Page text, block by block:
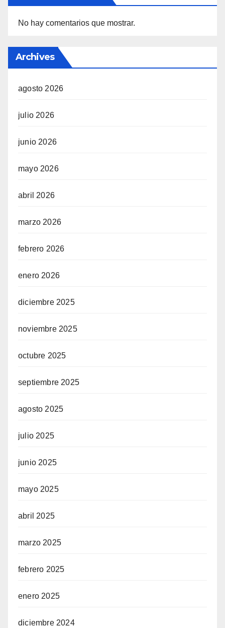
No hay comentarios que mostrar.
Archives
agosto 2026
julio 2026
junio 2026
mayo 2026
abril 2026
marzo 2026
febrero 2026
enero 2026
diciembre 2025
noviembre 2025
octubre 2025
septiembre 2025
agosto 2025
julio 2025
junio 2025
mayo 2025
abril 2025
marzo 2025
febrero 2025
enero 2025
diciembre 2024